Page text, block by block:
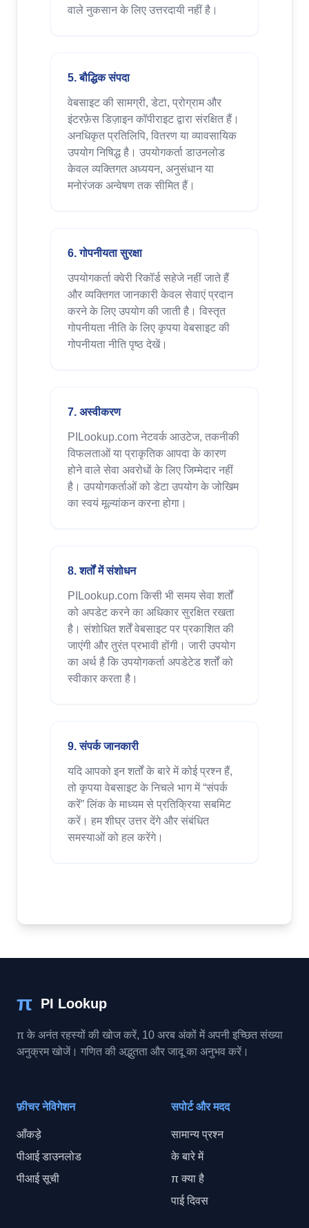
वाले नुकसान के लिए उत्तरदायी नहीं है।
5. बौद्धिक संपदा
वेबसाइट की सामग्री, डेटा, प्रोग्राम और
इंटरफ़ेस डिज़ाइन कॉपीराइट द्वारा संरक्षित हैं।
अनधिकृत प्रतिलिपि, वितरण या व्यावसायिक
उपयोग निषिद्ध है। उपयोगकर्ता डाउनलोड
केवल व्यक्तिगत अध्ययन, अनुसंधान या
मनोरंजक अन्वेषण तक सीमित हैं।
6. गोपनीयता सुरक्षा
उपयोगकर्ता क्वेरी रिकॉर्ड सहेजे नहीं जाते हैं
और व्यक्तिगत जानकारी केवल सेवाएं प्रदान
करने के लिए उपयोग की जाती है। विस्तृत
गोपनीयता नीति के लिए कृपया वेबसाइट की
गोपनीयता नीति पृष्ठ देखें।
7. अस्वीकरण
PILookup.com नेटवर्क आउटेज, तकनीकी
विफलताओं या प्राकृतिक आपदा के कारण
होने वाले सेवा अवरोधों के लिए जिम्मेदार नहीं
है। उपयोगकर्ताओं को डेटा उपयोग के जोखिम
का स्वयं मूल्यांकन करना होगा।
8. शर्तों में संशोधन
PILookup.com किसी भी समय सेवा शर्तों
को अपडेट करने का अधिकार सुरक्षित रखता
है। संशोधित शर्तें वेबसाइट पर प्रकाशित की
जाएंगी और तुरंत प्रभावी होंगी। जारी उपयोग
का अर्थ है कि उपयोगकर्ता अपडेटेड शर्तों को
स्वीकार करता है।
9. संपर्क जानकारी
यदि आपको इन शर्तों के बारे में कोई प्रश्न हैं,
तो कृपया वेबसाइट के निचले भाग में “संपर्क
करें” लिंक के माध्यम से प्रतिक्रिया सबमिट
करें। हम शीघ्र उत्तर देंगे और संबंधित
समस्याओं को हल करेंगे।
π PI Lookup
π के अनंत रहस्यों की खोज करें, 10 अरब अंकों में अपनी इच्छित संख्या
अनुक्रम खोजें। गणित की अद्भुतता और जादू का अनुभव करें।
फ़ीचर नेविगेशन
आँकड़े
पीआई डाउनलोड
पीआई सूची
सपोर्ट और मदद
सामान्य प्रश्न
के बारे में
π क्या है
पाई दिवस